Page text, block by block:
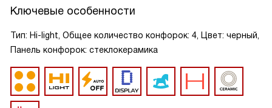
Ключевые особенности
Тип: Hi-light, Общее количество конфорок: 4, Цвет: черный,
Панель конфорок: стеклокерамика